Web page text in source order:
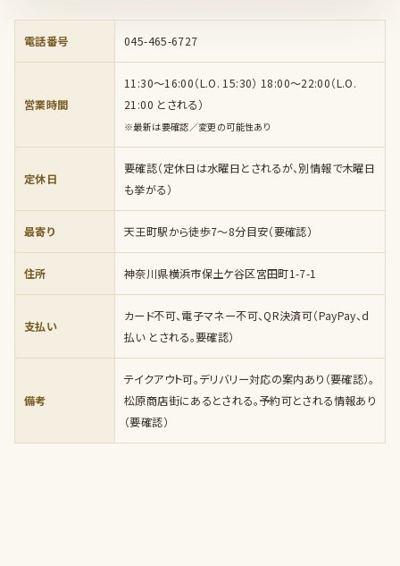
電話番号 045-465-6727
営業時間
11:30〜16:00（L.O. 15:30） 18:00〜22:00（L.O.
21:00 とされる）
※最新は要確認／変更の可能性あり
定休日
要確認（定休日は水曜日とされるが、別情報で木曜日
も挙がる）
最寄り 天王町駅から徒歩7〜8分目安（要確認）
住所 神奈川県横浜市保土ケ谷区宮田町1-7-1
支払い
カード不可、電子マネー不可、QR決済可（PayPay、d
払い とされる。要確認）
備考
テイクアウト可。デリバリー対応の案内あり（要確認）。
松原商店街にあるとされる。予約可とされる情報あり
（要確認）